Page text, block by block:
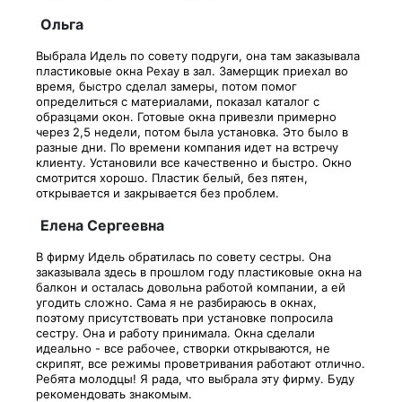
Ольга
Выбрала Идель по совету подруги, она там заказывала
пластиковые окна Рехау в зал. Замерщик приехал во
время, быстро сделал замеры, потом помог
определиться с материалами, показал каталог с
образцами окон. Готовые окна привезли примерно
через 2,5 недели, потом была установка. Это было в
разные дни. По времени компания идет на встречу
клиенту. Установили все качественно и быстро. Окно
смотрится хорошо. Пластик белый, без пятен,
открывается и закрывается без проблем.
Елена Сергеевна
В фирму Идель обратилась по совету сестры. Она
заказывала здесь в прошлом году пластиковые окна на
балкон и осталась довольна работой компании, а ей
угодить сложно. Сама я не разбираюсь в окнах,
поэтому присутствовать при установке попросила
сестру. Она и работу принимала. Окна сделали
идеально - все рабочее, створки открываются, не
скрипят, все режимы проветривания работают отлично.
Ребята молодцы! Я рада, что выбрала эту фирму. Буду
рекомендовать знакомым.